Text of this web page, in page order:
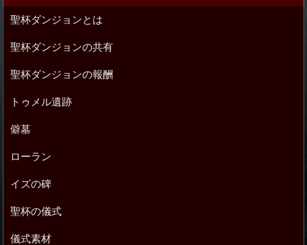
聖杯ダンジョンとは
聖杯ダンジョンの共有
聖杯ダンジョンの報酬
トゥメル遺跡
僻墓
ローラン
イズの碑
聖杯の儀式
儀式素材